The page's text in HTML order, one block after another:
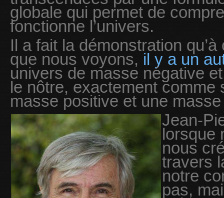
globale qui permet de
fonctionne l’univers.
Il a fait la démonstration
que nous voyons, il y a un
univers de masse négative
le nôtre, exactement comme
masse positive et une
Jean-
lorsque
nous
travers
notre
pas,